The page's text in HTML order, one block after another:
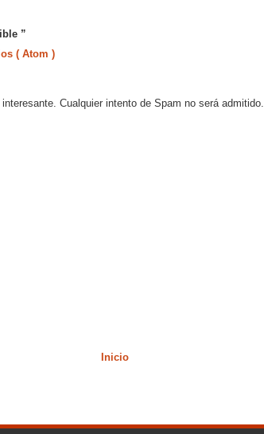
”
( Atom )
Cualquier intento de Spam no será admitido.
Inicio